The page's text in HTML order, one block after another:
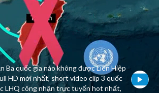
Ba quốc gia nào không được Liên Hiệp
HD mới nhất, short video clip 3 quốc
LHQ công nhận trực tuyến hot nhất,